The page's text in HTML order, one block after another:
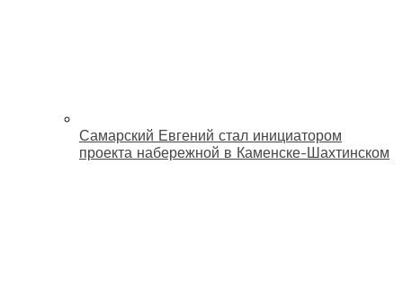
Самарский Евгений стал инициатором
проекта набережной в Каменске-Шахтинском